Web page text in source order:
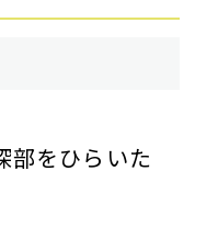
部をひらいた